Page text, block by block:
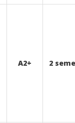
A2+ 2